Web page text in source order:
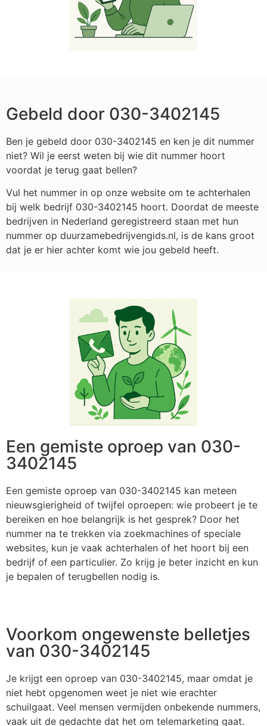
Gebeld door 030-3402145
Ben je gebeld door 030-3402145 en ken je dit nummer
niet? Wil je eerst weten bij wie dit nummer hoort
voordat je terug gaat bellen?
Vul het nummer in op onze website om te achterhalen
bij welk bedrijf 030-3402145 hoort. Doordat de meeste
bedrijven in Nederland geregistreerd staan met hun
nummer op duurzamebedrijvengids.nl, is de kans groot
dat je er hier achter komt wie jou gebeld heeft.
Een gemiste oproep van 030-
3402145
Een gemiste oproep van 030-3402145 kan meteen
nieuwsgierigheid of twijfel oproepen: wie probeert je te
bereiken en hoe belangrijk is het gesprek? Door het
nummer na te trekken via zoekmachines of speciale
websites, kun je vaak achterhalen of het hoort bij een
bedrijf of een particulier. Zo krijg je beter inzicht en kun
je bepalen of terugbellen nodig is.
Voorkom ongewenste belletjes
van 030-3402145
Je krijgt een oproep van 030-3402145, maar omdat je
niet hebt opgenomen weet je niet wie erachter
schuilgaat. Veel mensen vermijden onbekende nummers,
vaak uit de gedachte dat het om telemarketing gaat.